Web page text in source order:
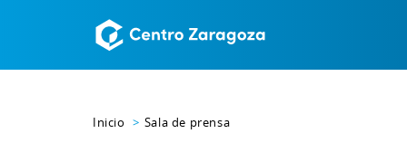
Inicio Sala de prensa